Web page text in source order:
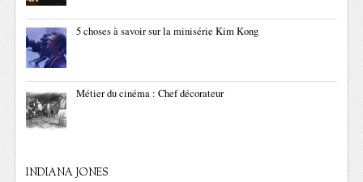
5 choses à savoir sur la minisérie Kim Kong
Métier du cinéma : Chef décorateur
INDIANA JONES